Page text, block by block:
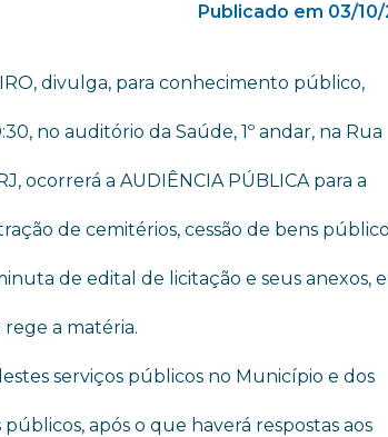
Publicado em 03/10/
divulga, para conhecimento público,
no auditório da Saúde, 1º andar, na Rua
ocorrerá a AUDIÊNCIA PÚBLICA para a
de cemitérios, cessão de bens
de edital de licitação e seus anexos,
a matéria.
serviços públicos no Município e dos
após o que haverá respostas aos